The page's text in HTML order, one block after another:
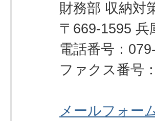
財務部 収納対
〒669-1595 兵
電話番号：
ファクス番号
メールフォー